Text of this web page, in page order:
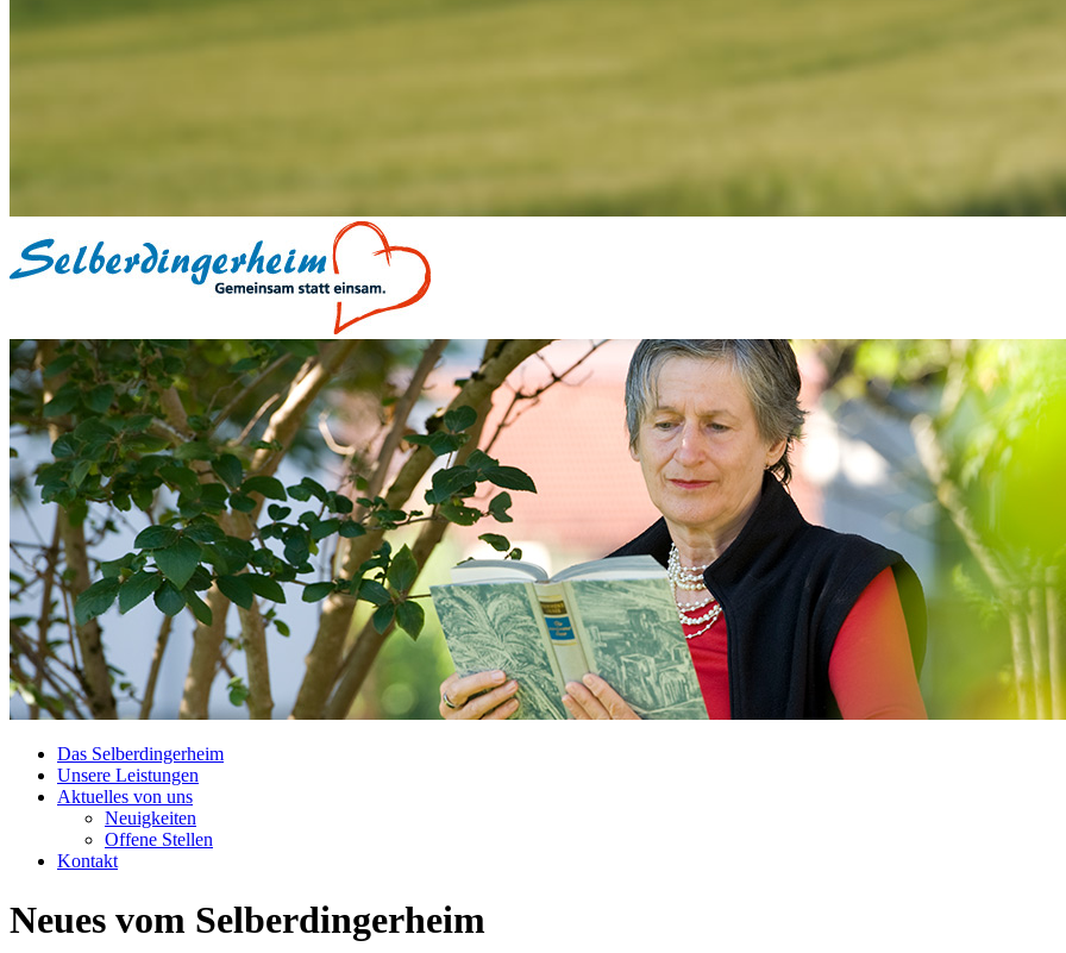
Das Selberdingerheim
Unsere Leistungen
Aktuelles von uns
Neuigkeiten
Offene Stellen
Kontakt
Neues vom Selberdingerheim